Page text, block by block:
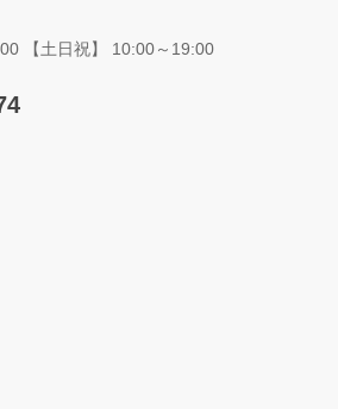
【土日祝】 10:00～19:00